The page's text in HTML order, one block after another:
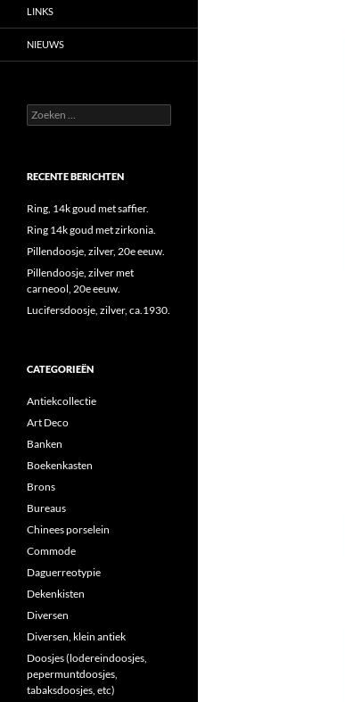
LINKS
NIEUWS
Zoeken
naar:
RECENTE BERICHTEN
Ring, 14k goud met saffier.
Ring 14k goud met zirkonia.
Pillendoosje, zilver, 20e eeuw.
Pillendoosje, zilver met
carneool, 20e eeuw.
Lucifersdoosje, zilver, ca.1930.
CATEGORIEËN
Antiekcollectie
Art Deco
Banken
Boekenkasten
Brons
Bureaus
Chinees porselein
Commode
Daguerreotypie
Dekenkisten
Diversen
Diversen, klein antiek
Doosjes (lodereindoosjes,
pepermuntdoosjes,
tabaksdoosjes, etc)